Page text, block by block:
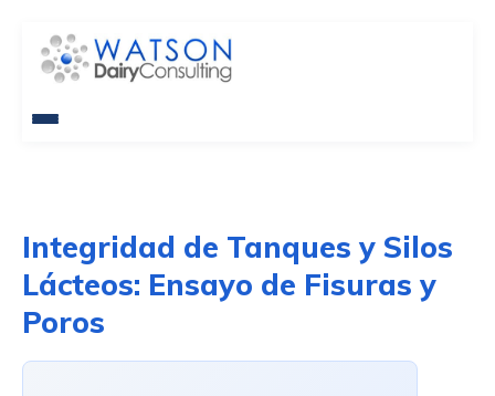
Integridad de Tanques y Silos
Lácteos: Ensayo de Fisuras y
Poros